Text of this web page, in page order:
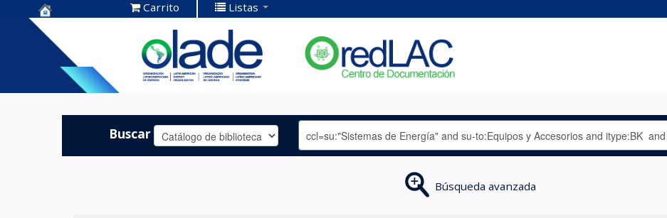
Centro de
Documentación
OLADE -
Carrito Listas
Buscar
Búsqueda avanzada